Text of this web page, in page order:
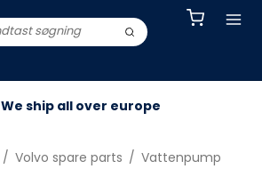
We ship all over europe
/ Volvo spare parts / Vattenpump